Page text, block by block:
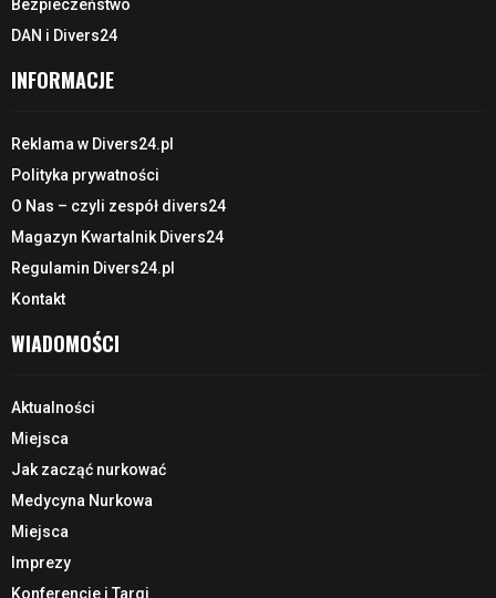
Bezpieczeństwo
DAN i Divers24
INFORMACJE
Reklama w Divers24.pl
Polityka prywatności
O Nas – czyli zespół divers24
Magazyn Kwartalnik Divers24
Regulamin Divers24.pl
Kontakt
WIADOMOŚCI
Aktualności
Miejsca
Jak zacząć nurkować
Medycyna Nurkowa
Miejsca
Imprezy
Konferencje i Targi